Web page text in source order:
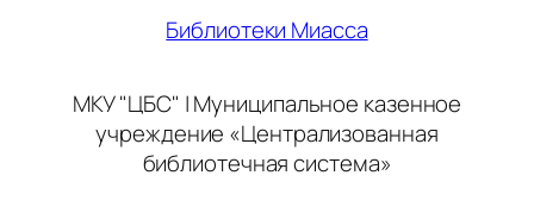
Библиотеки Миасса
МКУ "ЦБС" | Муниципальное казенное
учреждение «Централизованная
библиотечная система»